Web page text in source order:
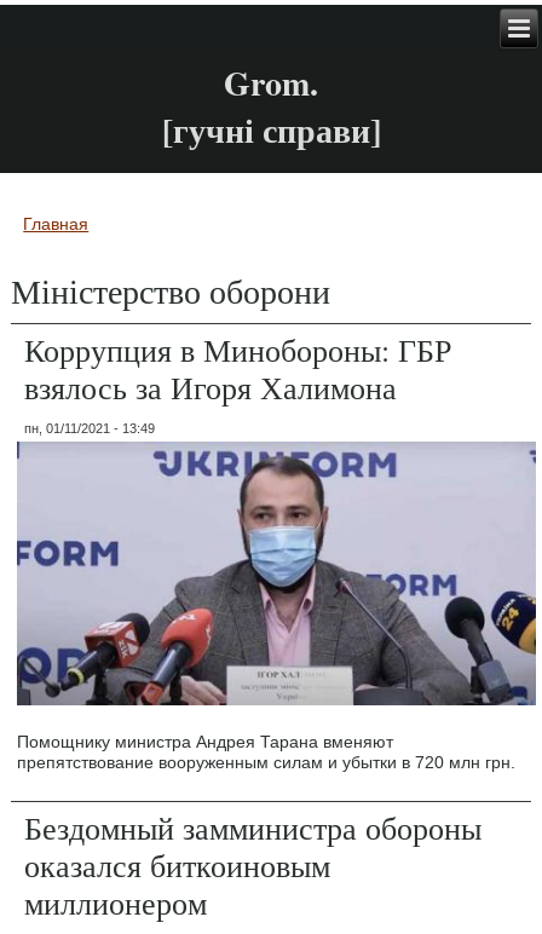
Grom.
[гучні справи]
Вы здесь
Главная
Міністерство оборони
Коррупция в Минобороны: ГБР
взялось за Игоря Халимона
пн, 01/11/2021 - 13:49
Помощнику министра Андрея Тарана вменяют
препятствование вооруженным силам и убытки в 720 млн грн.
Бездомный замминистра обороны
оказался биткоиновым
миллионером